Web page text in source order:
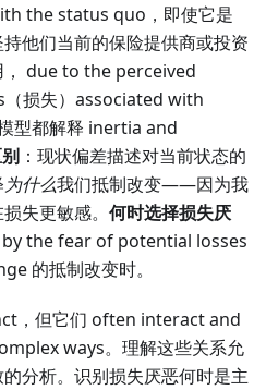
the status quo，即使它是
他们当前的保险提供商或投资
， due to the perceived
损失）associated with
型都解释 inertia and
：现状偏差描述对当前状态的
为什么我们抵制改变——因为我
失更敏感。 何时选择损失厌
by the fear of potential losses
的抵制改变时。
，但它们 often interact and
ways。理解这些关系允
分析。识别损失厌恶何时是主